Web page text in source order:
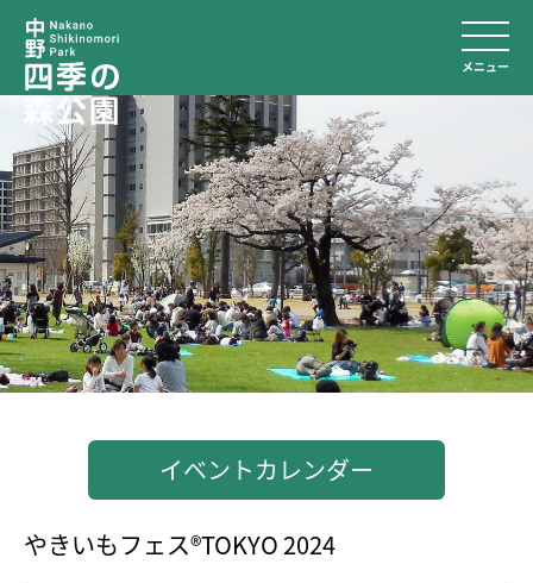
メニュー
イベントカレンダー
やきいもフェス®️TOKYO 2024